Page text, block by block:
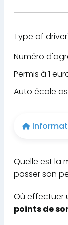
Type of
Numéro
Permis à 1
Auto école
Quelle est la
passer son
Où effectuer
points de